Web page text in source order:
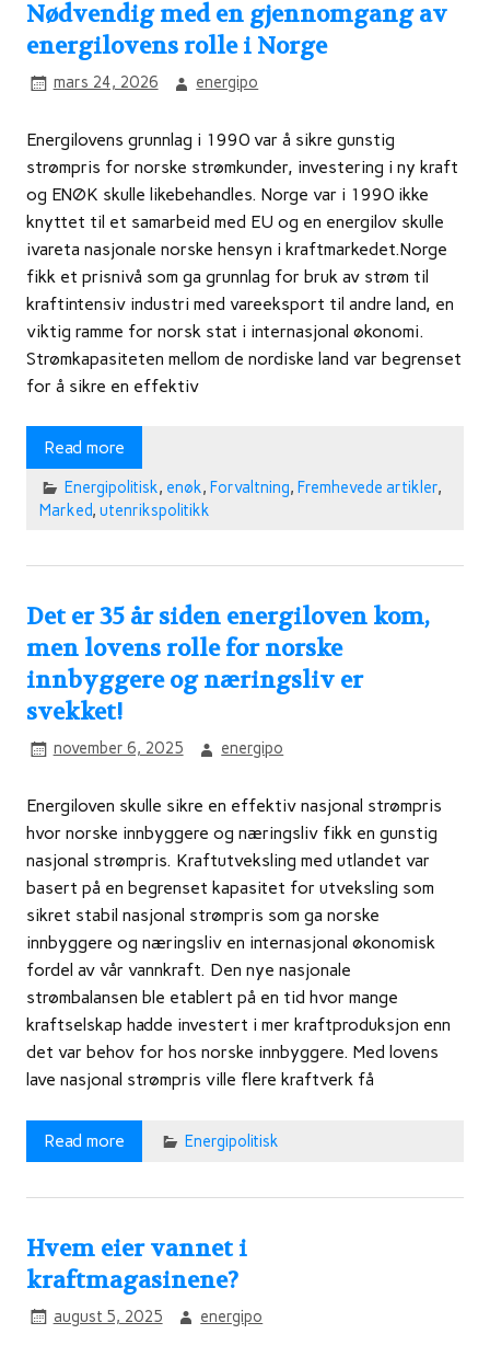
Nødvendig med en gjennomgang av
energilovens rolle i Norge
mars 24, 2026 energipo
Energilovens grunnlag i 1990 var å sikre gunstig
strømpris for norske strømkunder, investering i ny kraft
og ENØK skulle likebehandles. Norge var i 1990 ikke
knyttet til et samarbeid med EU og en energilov skulle
ivareta nasjonale norske hensyn i kraftmarkedet.Norge
fikk et prisnivå som ga grunnlag for bruk av strøm til
kraftintensiv industri med vareeksport til andre land, en
viktig ramme for norsk stat i internasjonal økonomi.
Strømkapasiteten mellom de nordiske land var begrenset
for å sikre en effektiv
Read more
Energipolitisk, enøk, Forvaltning, Fremhevede artikler,
Marked, utenrikspolitikk
Det er 35 år siden energiloven kom,
men lovens rolle for norske
innbyggere og næringsliv er
svekket!
november 6, 2025 energipo
Energiloven skulle sikre en effektiv nasjonal strømpris
hvor norske innbyggere og næringsliv fikk en gunstig
nasjonal strømpris. Kraftutveksling med utlandet var
basert på en begrenset kapasitet for utveksling som
sikret stabil nasjonal strømpris som ga norske
innbyggere og næringsliv en internasjonal økonomisk
fordel av vår vannkraft. Den nye nasjonale
strømbalansen ble etablert på en tid hvor mange
kraftselskap hadde investert i mer kraftproduksjon enn
det var behov for hos norske innbyggere. Med lovens
lave nasjonal strømpris ville flere kraftverk få
Read more Energipolitisk
Hvem eier vannet i
kraftmagasinene?
august 5, 2025 energipo